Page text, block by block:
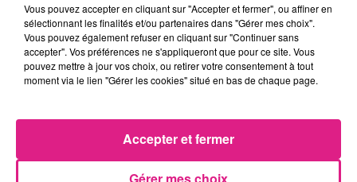
premier championnat de France et la future
équipe de France féminine de football seront
télévisées », affirme-t-il.
Les valeurs du football dans le monde du
Vous pouvez accepter en cliquant sur "Accepter et fermer", ou affiner en
sélectionnant les finalités et/ou partenaires dans "Gérer mes choix".
Vous pouvez également refuser en cliquant sur "Continuer sans
accepter". Vos préférences ne s'appliqueront que pour ce site. Vous
pouvez mettre à jour vos choix, ou retirer votre consentement à tout
moment via le lien "Gérer les cookies" situé en bas de chaque page.
Accepter et fermer